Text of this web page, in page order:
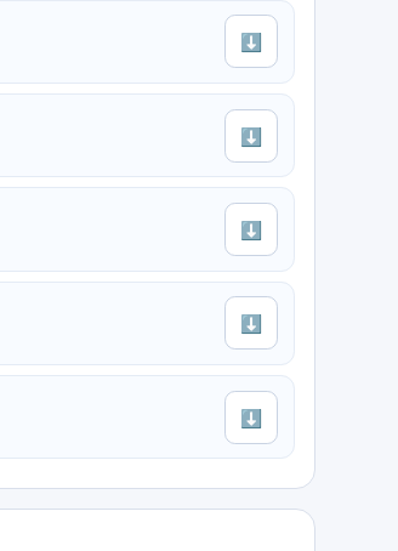
⬇
⬇
⬇
⬇
⬇